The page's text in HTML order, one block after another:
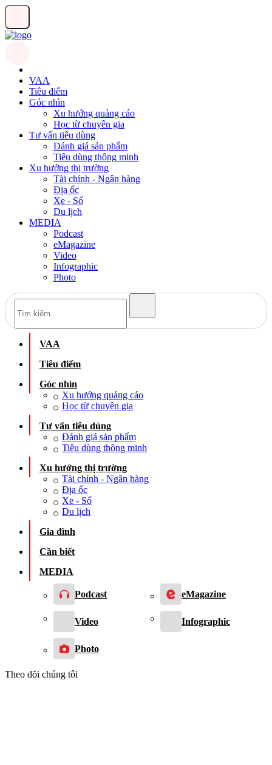
VAA
Tiêu điểm
Góc nhìn
Xu hướng quảng cáo
Học từ chuyên gia
Tư vấn tiêu dùng
Đánh giá sản phẩm
Tiêu dùng thông minh
Xu hướng thị trường
Tài chính - Ngân hàng
Địa ốc
Xe - Số
Du lịch
MEDIA
Podcast
eMagazine
Video
Infographic
Photo
VAA
Tiêu điểm
Góc nhìn
Xu hướng quảng cáo
Học từ chuyên gia
Tư vấn tiêu dùng
Đánh giá sản phẩm
Tiêu dùng thông minh
Xu hướng thị trường
Tài chính - Ngân hàng
Địa ốc
Xe - Số
Du lịch
Gia đình
Cần biết
MEDIA
Podcast eMagazine
Video Infographic
Photo
Theo dõi chúng tôi